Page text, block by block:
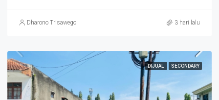
Dharono Trisawego 3 hari lalu
DIJUAL SECONDARY